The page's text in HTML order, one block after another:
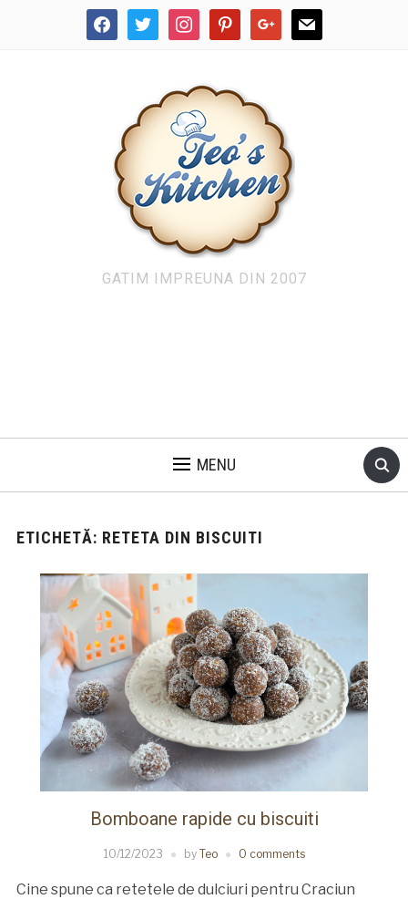
facebooktwitter instagrampinterestgoogle mail
GATIM IMPREUNA DIN 2007
MENU
ETICHETĂ: RETETA DIN BISCUITI
Bomboane rapide cu biscuiti
10/12/2023 by Teo 0 comments
Cine spune ca retetele de dulciuri pentru Craciun